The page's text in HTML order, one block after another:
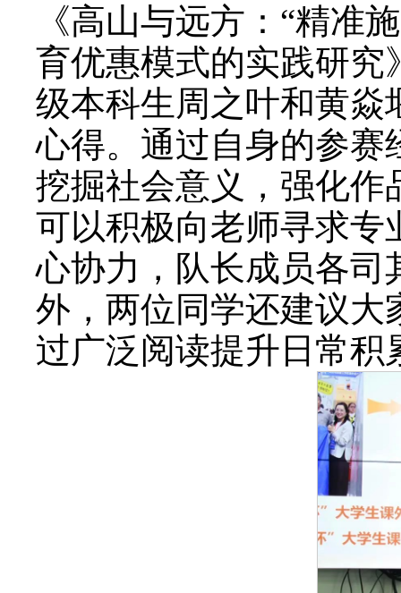
《高山与远方：“精准
育优惠模式的实践研究
级本科生周之叶和黄焱
心得。通过自身的参赛
挖掘社会意义，强化作
可以积极向老师寻求专
心协力，队长成员各司
外，两位同学还建议大
过广泛阅读提升日常积